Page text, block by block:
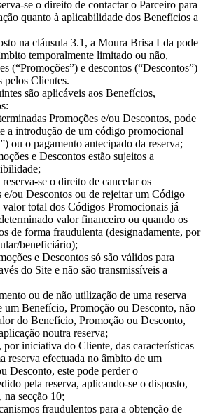
se o direito de contactar o Parceiro para
quanto à aplicabilidade dos Benefícios a
na cláusula 3.1, a Moura Brisa Lda pode
temporalmente limitado ou não,
(“Promoções”) e descontos (“Descontos”)
pelos Clientes.
são aplicáveis aos Benefícios,
Promoções e/ou Descontos, pode
a introdução de um código promocional
ou o pagamento antecipado da reserva;
e Descontos estão sujeitos a
se o direito de cancelar os
ou Descontos ou de rejeitar um Código
total dos Códigos Promocionais já
valor financeiro ou quando os
de forma fraudulenta (designadamente, por
beneficiário);
e Descontos só são válidos para
do Site e não são transmissíveis a
ou de não utilização de uma reserva
um Benefício, Promoção ou Desconto, não
do Benefício, Promoção ou Desconto,
noutra reserva;
iniciativa do Cliente, das características
reserva efectuada no âmbito de um
Desconto, este pode perder o
pela reserva, aplicando-se o disposto,
na secção 10;
fraudulentos para a obtenção de